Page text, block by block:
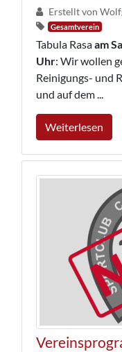
Erstellt von
Gesamtverein
Tabula Rasaam
Uhr: Wir wollen
Reinigungs- und
und auf dem ...
Weiterlesen